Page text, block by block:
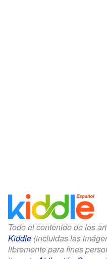
Todo el contenido de los
Kiddle (incluidas las
libremente para fines